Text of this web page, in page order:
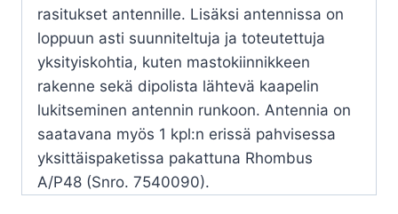
rasitukset antennille. Lisäksi antennissa on
loppuun asti suunniteltuja ja toteutettuja
yksityiskohtia, kuten mastokiinnikkeen
rakenne sekä dipolista lähtevä kaapelin
lukitseminen antennin runkoon. Antennia on
saatavana myös 1 kpl:n erissä pahvisessa
yksittäispaketissa pakattuna Rhombus
A/P48 (Snro. 7540090).